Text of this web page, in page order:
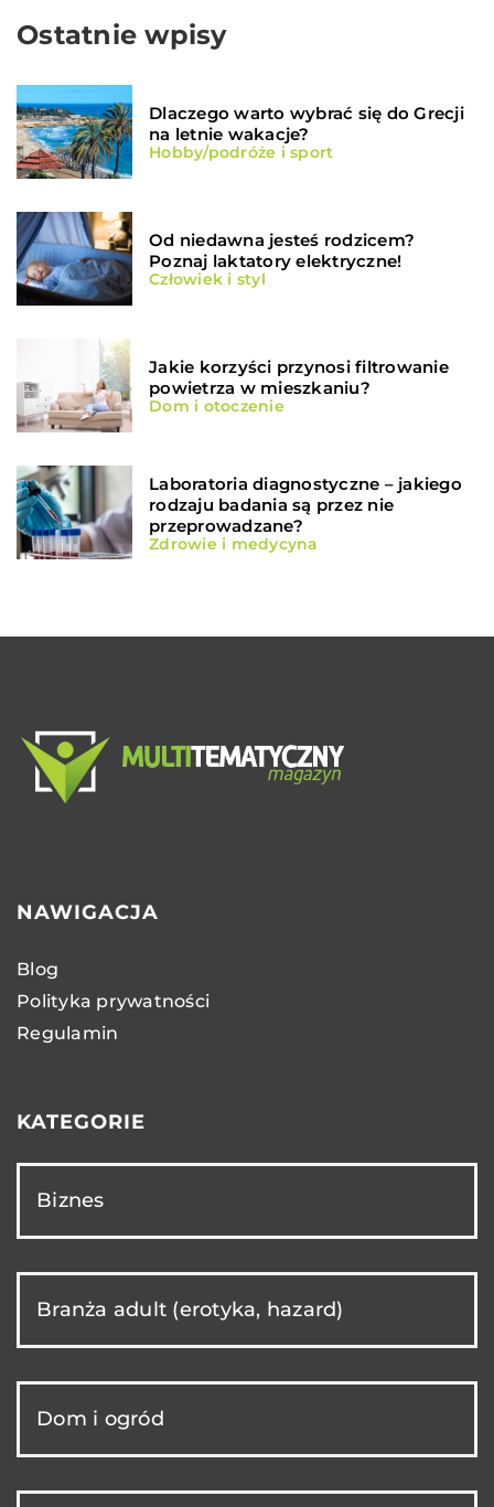
Ostatnie wpisy
Dlaczego warto wybrać się do Grecji
na letnie wakacje?
Hobby/podróże i sport
Od niedawna jesteś rodzicem?
Poznaj laktatory elektryczne!
Człowiek i styl
Jakie korzyści przynosi filtrowanie
powietrza w mieszkaniu?
Dom i otoczenie
Laboratoria diagnostyczne – jakiego
rodzaju badania są przez nie
przeprowadzane?
Zdrowie i medycyna
NAWIGACJA
Blog
Polityka prywatności
Regulamin
KATEGORIE
Biznes
Branża adult (erotyka, hazard)
Dom i ogród